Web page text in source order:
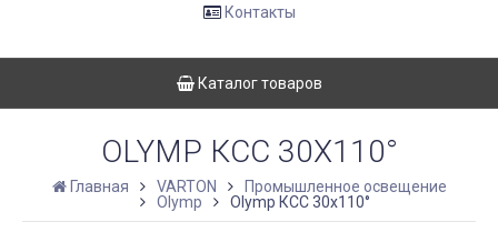
Контакты
Каталог товаров
OLYMP КСС 30Х110°
Главная VARTON
Промышленное освещение
Olymp
Olymp КСС 30х110°